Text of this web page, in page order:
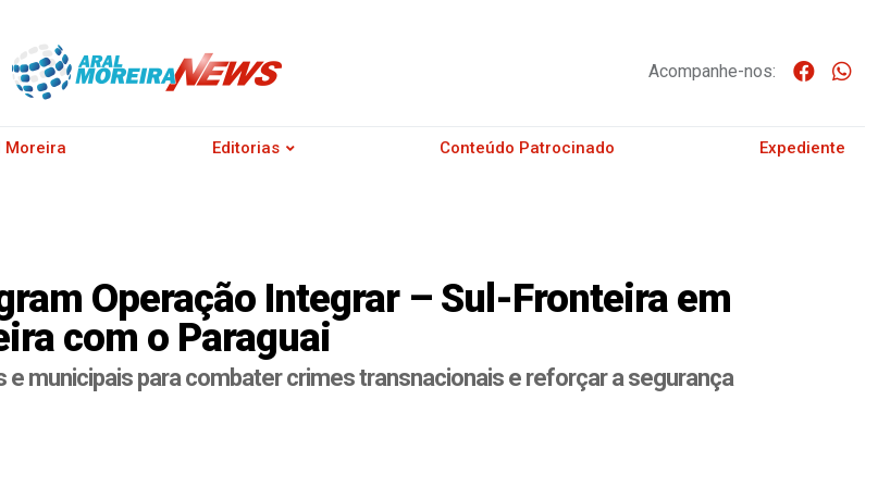
Acompanhe-nos:
Moreira Editorias Conteúdo Patrocinado Expediente
Operação Integrar – Sul-Fronteira em
com o Paraguai
municipais para combater crimes transnacionais e reforçar a segurança